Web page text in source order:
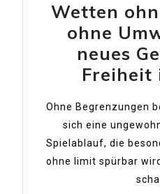
Wetten
ohne
neues
Freiheit
Ohne Begrenzungen
sich eine
Spielablauf, die
ohne limit spürbar